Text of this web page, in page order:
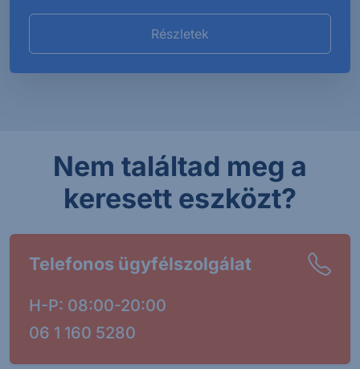
Részletek
Nem találtad meg a
keresett eszközt?
Telefonos ügyfélszolgálat
H-P: 08:00-20:00
06 1 160 5280